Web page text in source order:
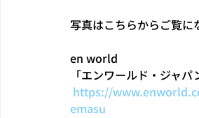
写真はこちらからご覧に
en world
「エンワールド・ジャ
https://
emasu